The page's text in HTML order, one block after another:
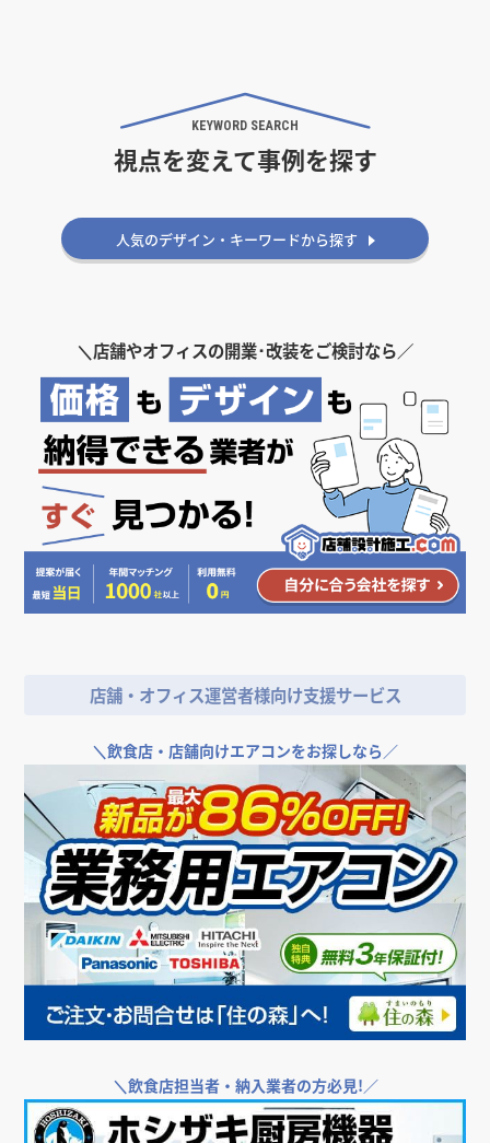
KEYWORD SEARCH
視点を変えて事例を探す
雰囲気・印象から探す
ナチュラル
人気のデザイン・キーワードから探す
店舗・オフィス運営者様向け支援サービス
＼ 飲食店・店舗向けエアコンをお探しなら／